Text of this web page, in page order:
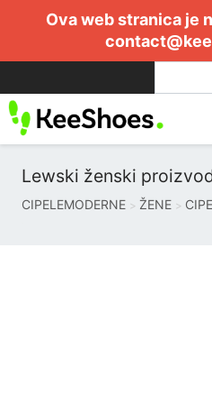
Ova web stranica je
Lewski ženski
CIPELEMODERNE ŽENE